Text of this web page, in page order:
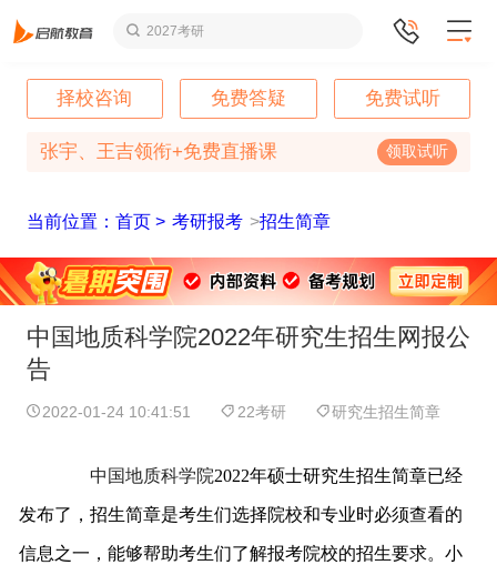
2027考研
择校咨询 免费答疑 免费试听
张宇、王吉领衔+免费直播课 领取试听
当前位置：首页 > 考研报考 >招生简章
中国地质科学院2022年研究生招生网报公
告
2022-01-24 10:41:51 22考研 研究生招生简章
中国地质科学院2022年硕士研究生招生简章已经
发布了，招生简章是考生们选择院校和专业时必须查看的
信息之一，能够帮助考生们了解报考院校的招生要求。小